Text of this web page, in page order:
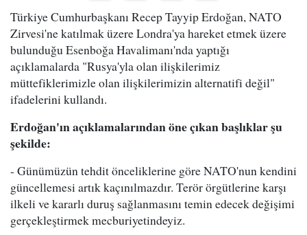
Türkiye Cumhurbaşkanı Recep Tayyip Erdoğan, NATO
Zirvesi'ne katılmak üzere Londra'ya hareket etmek üzere
bulunduğu Esenboğa Havalimanı'nda yaptığı
açıklamalarda "Rusya'yla olan ilişkilerimiz
müttefiklerimizle olan ilişkilerimizin alternatifi değil"
ifadelerini kullandı.
Erdoğan'ın açıklamalarından öne çıkan başlıklar şu
şekilde:
- Günümüzün tehdit önceliklerine göre NATO'nun kendini
güncellemesi artık kaçınılmazdır. Terör örgütlerine karşı
ilkeli ve kararlı duruş sağlanmasını temin edecek değişimi
gerçekleştirmek mecburiyetindeyiz.